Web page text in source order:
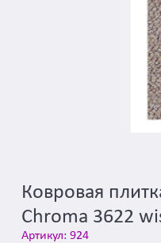
Ковровая
Chroma 3622
Артикул: 924